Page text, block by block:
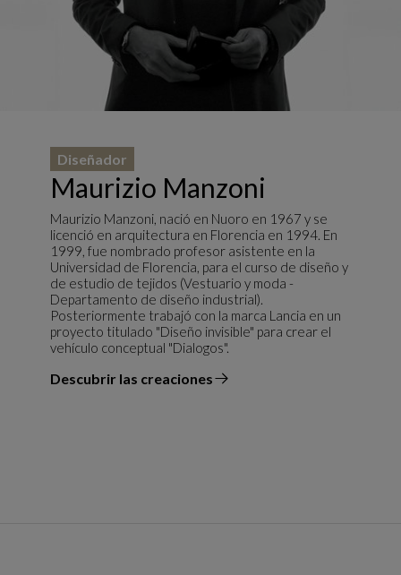
Maurizio Manzoni
Diseñador
Maurizio Manzoni, nació en Nuoro en 1967 y se
licenció en arquitectura en Florencia en 1994. En
1999, fue nombrado profesor asistente en la
Universidad de Florencia, para el curso de diseño y
de estudio de tejidos (Vestuario y moda -
Departamento de diseño industrial).
Posteriormente trabajó con la marca Lancia en un
proyecto titulado "Diseño invisible" para crear el
vehículo conceptual "Dialogos".
Descubrir las creaciones
el diseñador